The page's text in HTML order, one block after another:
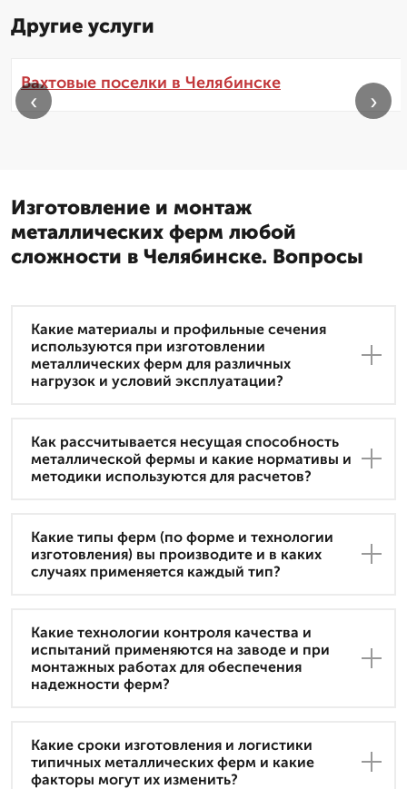
Другие услуги
Вахтовые поселки в Челябинске
‹ ›
Изготовление и монтаж
металлических ферм любой
сложности в Челябинске. Вопросы
Какие материалы и профильные сечения
используются при изготовлении
металлических ферм для различных
нагрузок и условий эксплуатации?
Как рассчитывается несущая способность
металлической фермы и какие нормативы и
методики используются для расчетов?
Какие типы ферм (по форме и технологии
изготовления) вы производите и в каких
случаях применяется каждый тип?
Какие технологии контроля качества и
испытаний применяются на заводе и при
монтажных работах для обеспечения
надежности ферм?
Какие сроки изготовления и логистики
типичных металлических ферм и какие
факторы могут их изменить?